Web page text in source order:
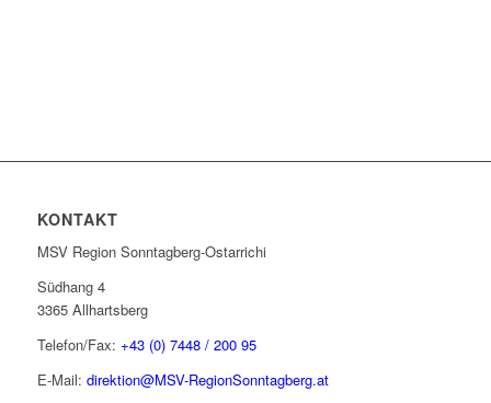
KONTAKT
MSV Region Sonntagberg-Ostarrichi
Südhang 4
3365 Allhartsberg
Telefon/Fax: +43 (0) 7448 / 200 95
E-Mail: direktion@MSV-RegionSonntagberg.at